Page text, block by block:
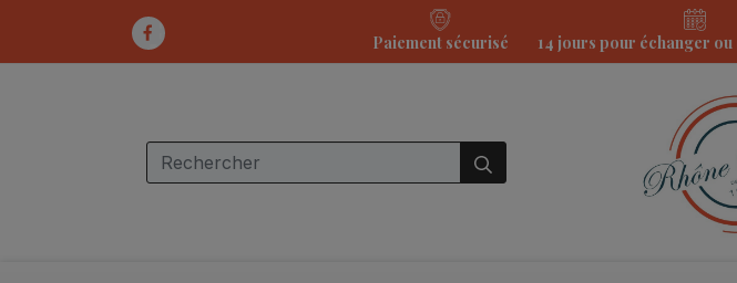
Paiement sécurisé 14 jours pour échanger